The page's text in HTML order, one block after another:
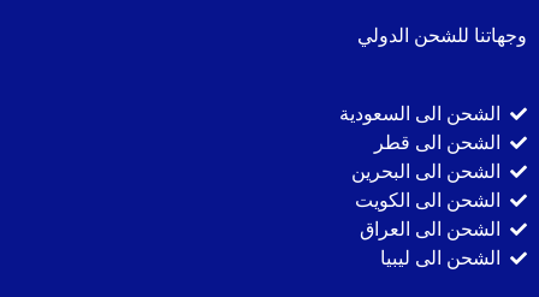
وجهاتنا للشحن الدولي
الشحن الى السعودية
الشحن الى قطر
الشحن الى البحرين
الشحن الى الكويت
الشحن الى العراق
الشحن الى ليبيا